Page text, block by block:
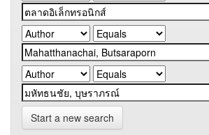
Start a new search